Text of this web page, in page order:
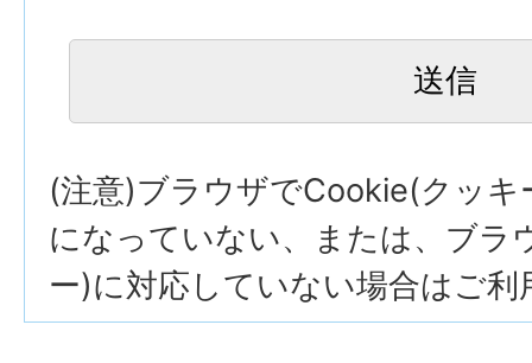
(注意)ブラウザでCookie(クッキ
になっていない、または、ブラ
ー)に対応していない場合はご利